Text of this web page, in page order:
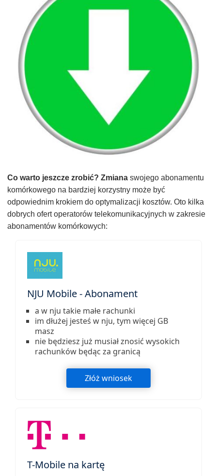
Co warto jeszcze zrobić? Zmiana swojego abonamentu
komórkowego na bardziej korzystny może być
odpowiednim krokiem do optymalizacji kosztów. Oto kilka
dobrych ofert operatorów telekomunikacyjnych w zakresie
abonamentów komórkowych:
NJU Mobile - Abonament
a w nju takie małe rachunki
im dłużej jesteś w nju, tym więcej GB
masz
nie będziesz już musiał znosić wysokich
rachunków będąc za granicą
Złóż wniosek
T-Mobile na kartę